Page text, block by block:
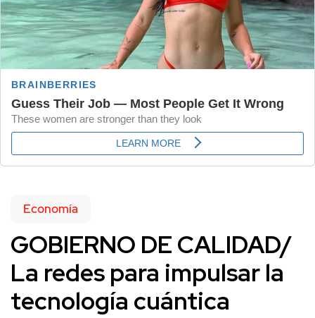
Economía
GOBIERNO DE CALIDAD/
La redes para impulsar la
tecnología cuántica